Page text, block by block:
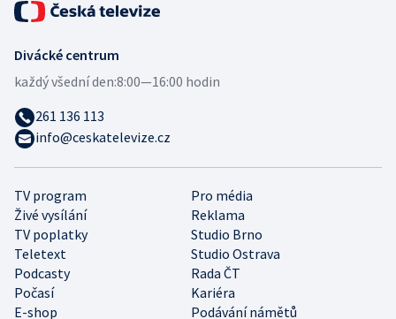
TV program
Pro média
Živé vysílání
Reklama
TV poplatky
Studio Brno
Teletext
Studio Ostrava
Podcasty
Rada ČT
Počasí
Kariéra
E-shop
Podávání námětů
Divácké centrum
každý všední den:8:00—16:00 hodin
261 136 113
info@ceskatelevize.cz